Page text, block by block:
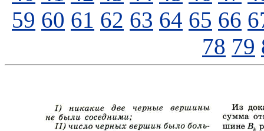
59 60 61 62 63 64 65 66
78 79